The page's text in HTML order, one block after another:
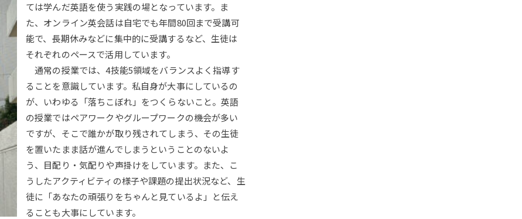
ては学んだ英語を使う実践の場となっています。ま
た、オンライン英会話は自宅でも年間80回まで受講可
能で、長期休みなどに集中的に受講するなど、生徒は
それぞれのペースで活用しています。
通常の授業では、4技能5領域をバランスよく指導す
ることを意識しています。私自身が大事にしているの
が、いわゆる「落ちこぼれ」をつくらないこと。英語
の授業ではペアワークやグループワークの機会が多い
ですが、そこで誰かが取り残されてしまう、その生徒
を置いたまま話が進んでしまうということのないよ
う、目配り・気配りや声掛けをしています。また、こ
うしたアクティビティの様子や課題の提出状況など、生
徒に「あなたの頑張りをちゃんと見ているよ」と伝え
ることも大事にしています。